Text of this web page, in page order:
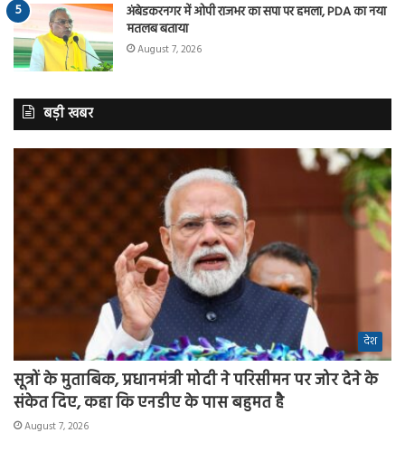
अंबेडकरनगर में ओपी राजभर का सपा पर हमला, PDA का नया
मतलब बताया
August 7, 2026
बड़ी खबर
देश
सूत्रों के मुताबिक, प्रधानमंत्री मोदी ने परिसीमन पर जोर देने के
संकेत दिए, कहा कि एनडीए के पास बहुमत है
August 7, 2026